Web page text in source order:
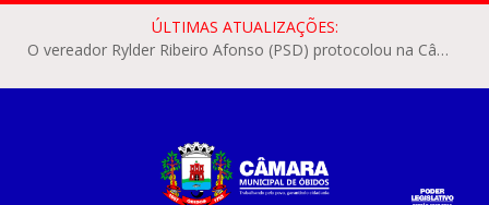
ÚLTIMAS ATUALIZAÇÕES:
O vereador Rylder Ribeiro Afonso (PSD) protocolou na Câmara Municipal de Óbidos o Requerimento nº 346/2026.